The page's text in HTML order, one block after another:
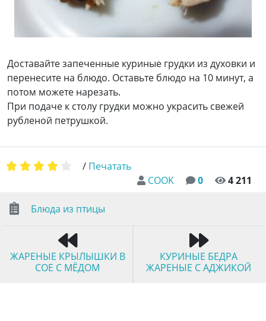
Доставайте запеченные куриные грудки из духовки и
перенесите на блюдо. Оставьте блюдо на 10 минут, а
потом можете нарезать.
При подаче к столу грудки можно украсить свежей
рубленой петрушкой.
COOK 0 4 211
/ Печатать
Блюда из птицы
ЖАРЕНЫЕ КРЫЛЫШКИ В
СОЕ С МЁДОМ
КУРИНЫЕ БЕДРА
ЖАРЕНЫЕ С АДЖИКОЙ